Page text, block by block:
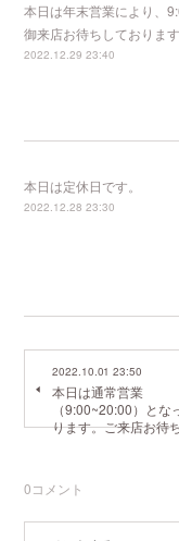
本日は年末営業により、
御来店お待ちしております
2022.12.29 23:40
本日は定休日です。
2022.12.28 23:30
2022.10.01 23:50
本日は通常営業
（9:00~20:00）とな
ります。ご来店お待
0コメント